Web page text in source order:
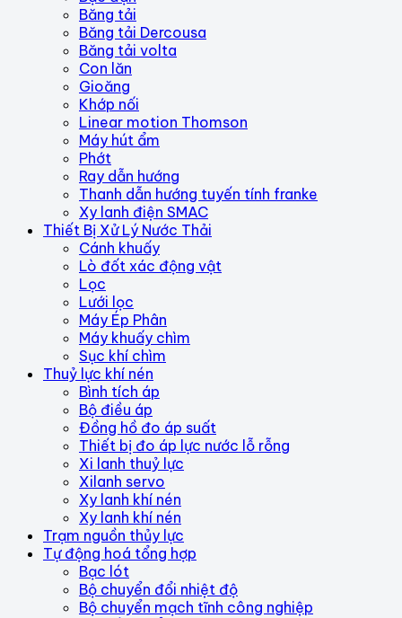
Băng tải
Băng tải Dercousa
Băng tải volta
Con lăn
Gioăng
Khớp nối
Linear motion Thomson
Máy hút ẩm
Phớt
Ray dẫn hướng
Thanh dẫn hướng tuyến tính franke
Xy lanh điện SMAC
Thiết Bị Xử Lý Nước Thải
Cánh khuấy
Lò đốt xác động vật
Lọc
Lưới lọc
Máy Ép Phân
Máy khuấy chìm
Sục khí chìm
Thuỷ lực khí nén
Bình tích áp
Bộ điều áp
Đồng hồ đo áp suất
Thiết bị đo áp lực nước lỗ rỗng
Xi lanh thuỷ lực
Xilanh servo
Xy lanh khí nén
Xy lanh khí nén
Trạm nguồn thủy lực
Tự động hoá tổng hợp
Bạc lót
Bộ chuyển đổi nhiệt độ
Bộ chuyển mạch tĩnh công nghiệp